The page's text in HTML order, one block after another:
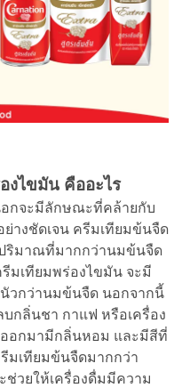
งไขมัน คืออะไร
กจะมีลักษณะที่คล้ายกับ
างชัดเจน ครีมเทียมข้นจืด
ปริมาณที่มากกว่านมข้นจืด
มเทียมพร่องไขมัน จะมี
วกว่านมข้นจืด นอกจากนี้
กลิ่นชา กาแฟ หรือเครื่อง
อกมามีกลิ่นหอม และมีสีที่
มเทียมข้นจืดมากกว่า
วยให้เครื่องดื่มมีความ